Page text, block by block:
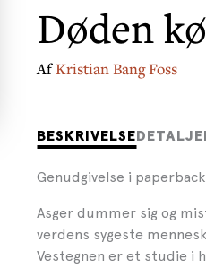
Døden
AfKristian Bang Foss
BESKRIVELSE
Genudgivelse i
Asger dummer sig og
verdens sygeste
Vestegnen er et studie i